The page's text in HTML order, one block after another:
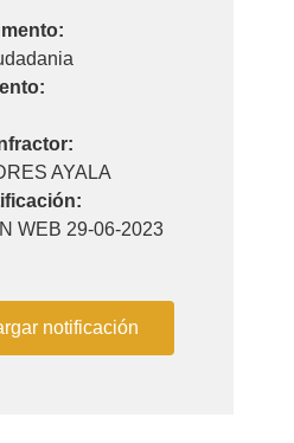
AYALA
WEB 29-06-2023
notificación